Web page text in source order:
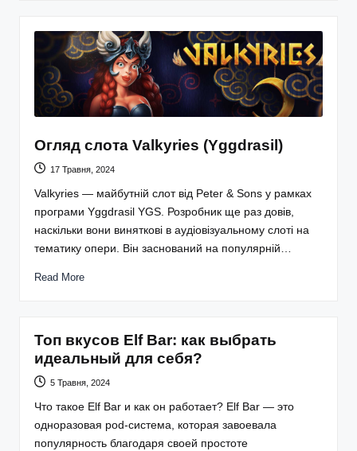
Огляд слота Valkyries (Yggdrasil)
17 Травня, 2024
Valkyries — майбутній слот від Peter & Sons у рамках
програми Yggdrasil YGS. Розробник ще раз довів,
наскільки вони виняткові в аудіовізуальному слоті на
тематику опери. Він заснований на популярній…
Read More
Топ вкусов Elf Bar: как выбрать
идеальный для себя?
5 Травня, 2024
Что такое Elf Bar и как он работает? Elf Bar — это
одноразовая pod-система, которая завоевала
популярность благодаря своей простоте